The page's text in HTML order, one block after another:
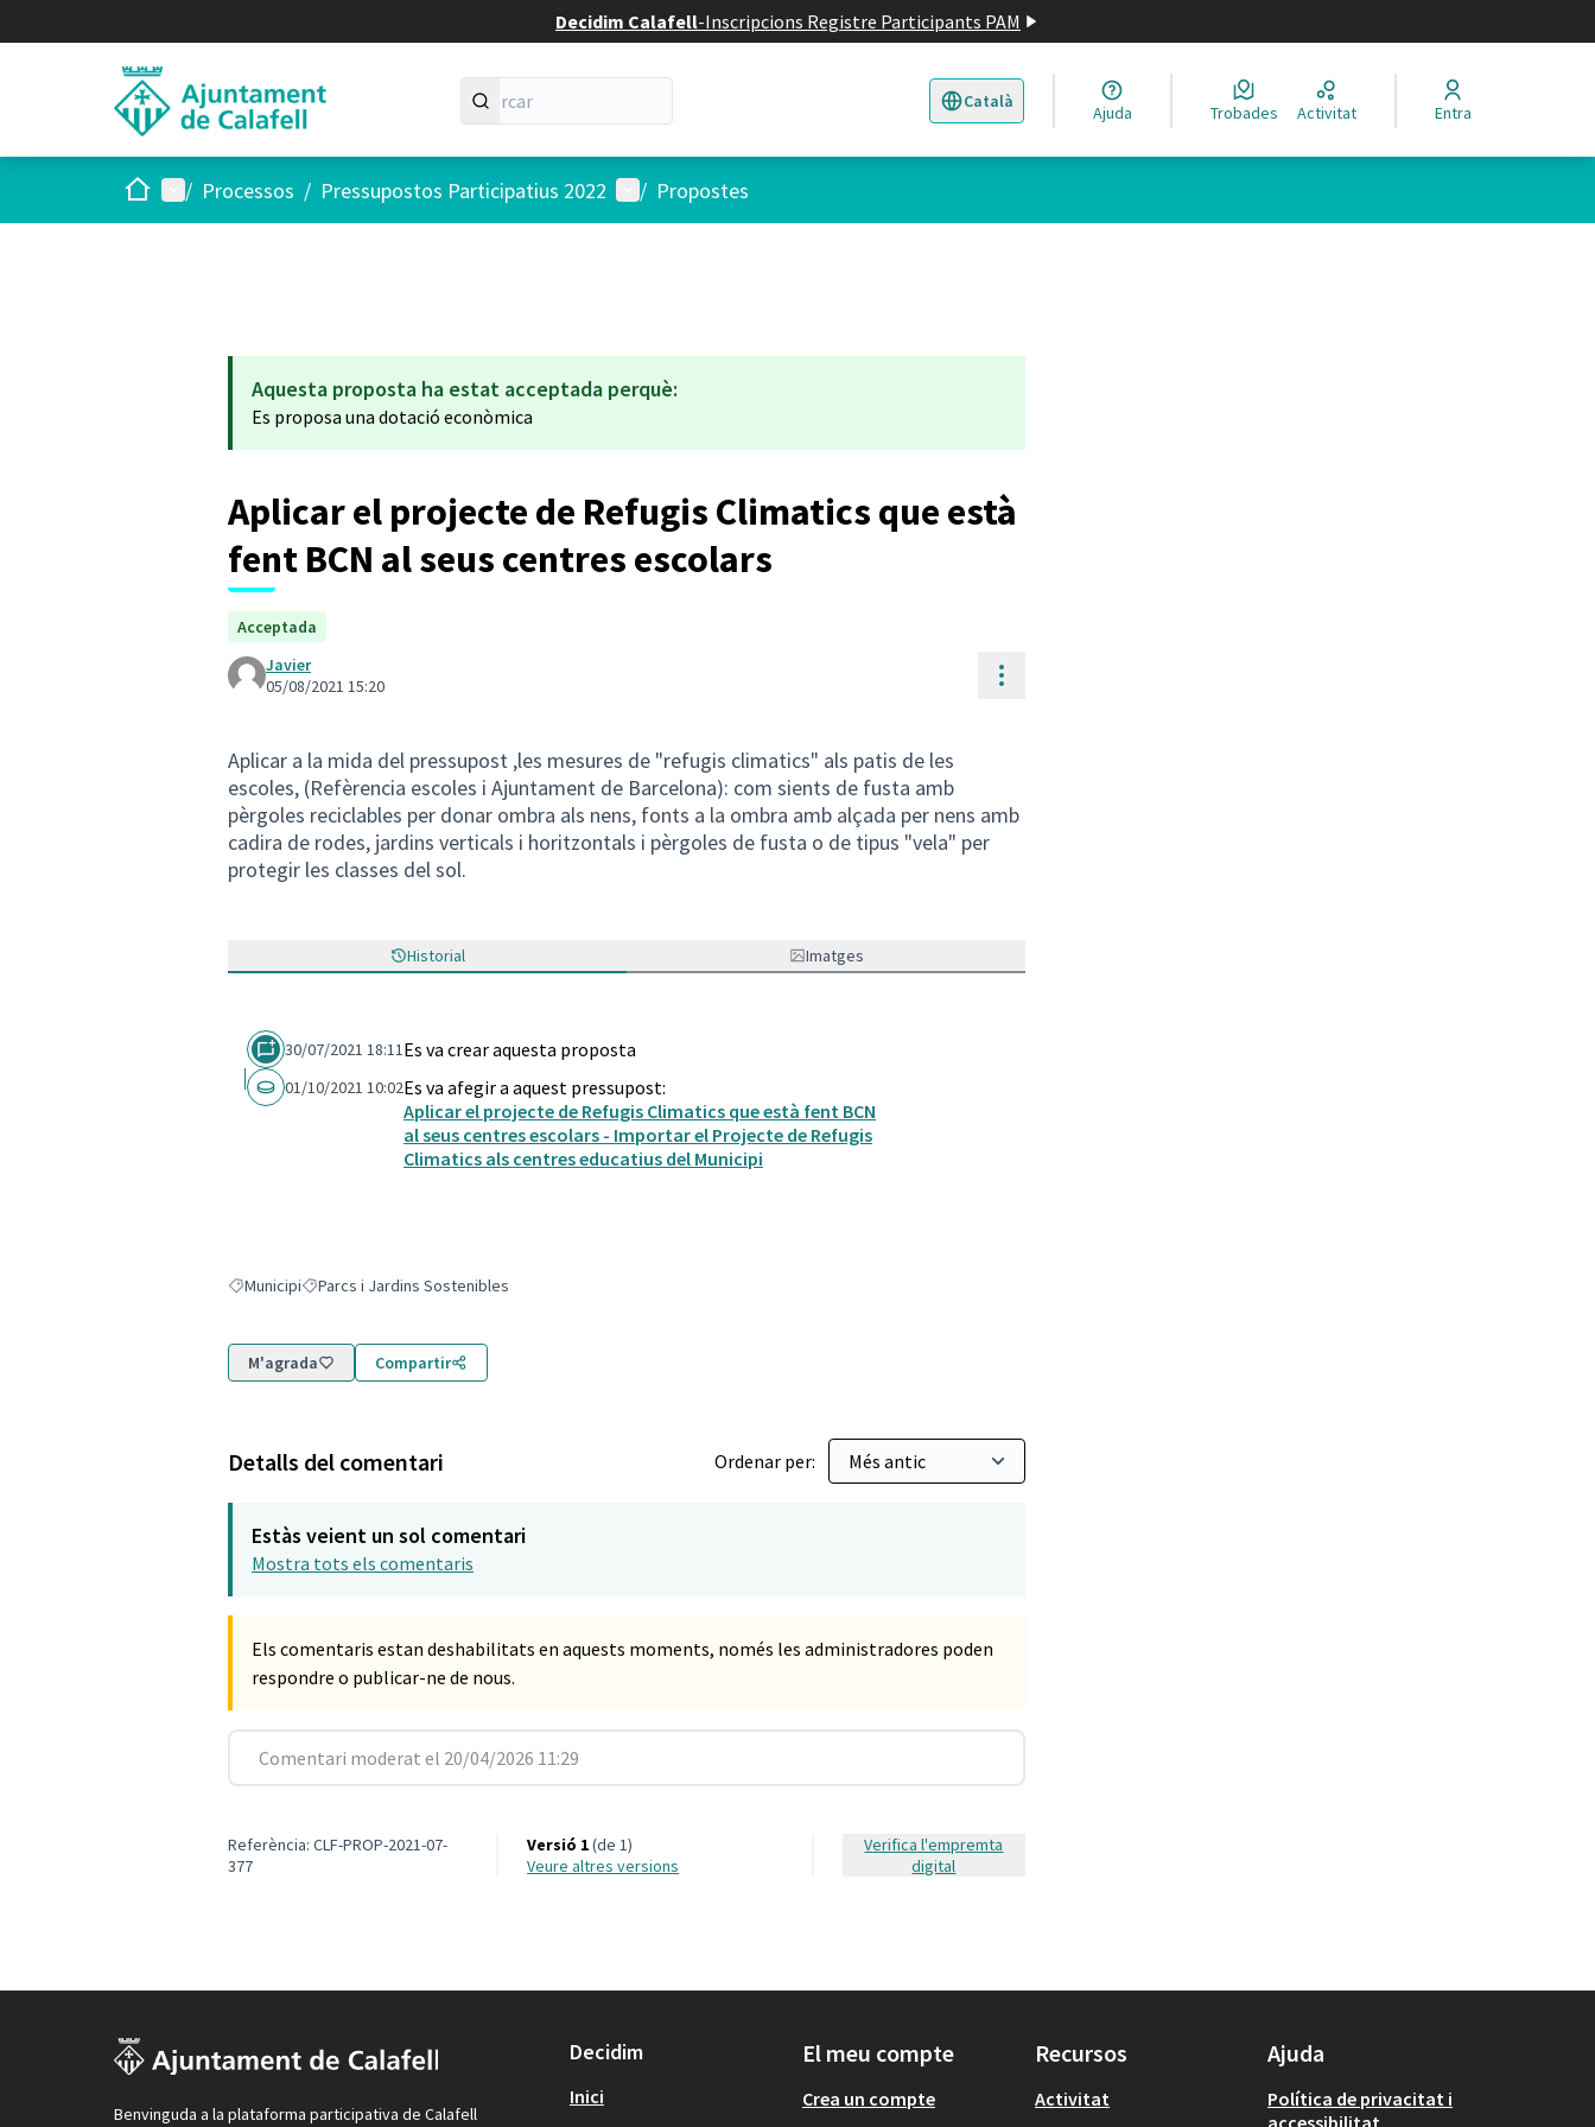
Decidim Calafell-Inscripcions Registre Participants PAM
Català
Triar la llengua Elegir el idioma
Ajuda Trobades Activitat Entra
Inici Menú principal
/ Processos / Pressupostos Participatius 2022 Menú d'usuari
/ Propostes
Aquesta proposta ha estat acceptada perquè:
Es proposa una dotació econòmica
Aplicar el projecte de Refugis Climatics que està
fent BCN al seus centres escolars
Acceptada
Javier
05/08/2021 15:20
Controls de recursos
Aplicar a la mida del pressupost ,les mesures de "refugis climatics" als patis de les
escoles, (Refèrencia escoles i Ajuntament de Barcelona): com sients de fusta amb
pèrgoles reciclables per donar ombra als nens, fonts a la ombra amb alçada per nens amb
cadira de rodes, jardins verticals i horitzontals i pèrgoles de fusta o de tipus "vela" per
protegir les classes del sol.
Historial Imatges
30/07/2021 18:11Es va crear aquesta proposta
01/10/2021 10:02Es va afegir a aquest pressupost:
Aplicar el projecte de Refugis Climatics que està fent BCN
al seus centres escolars - Importar el Projecte de Refugis
Climatics als centres educatius del Municipi
Resultats en filtrar per: Municipi
MunicipiResultats en filtrar per: Parcs i Jardins Sostenibles
Parcs i Jardins Sostenibles
M'agrada Compartir
Detalls del comentari Ordenar per:
Estàs veient un sol comentari
Mostra tots els comentaris
Els comentaris estan deshabilitats en aquests moments, només les administradores poden
respondre o publicar-ne de nous.
Comentari moderat el 20/04/2026 11:29
Referència: CLF-PROP-2021-07-
377
Versió 1(de 1)
veure altres versions
Verifica l'empremta
digital
Benvinguda a la plataforma participativa de Calafell
Decidim
Inici
El meu compte
Crea un compte
Recursos
Activitat
Ajuda
Política de privacitat i
accessibilitat